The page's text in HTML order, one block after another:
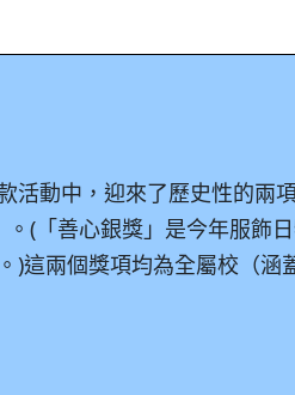
活動中，迎來了歷史性的
( 「善心銀獎」是今年服飾
)這兩個獎項均為全屬校（涵